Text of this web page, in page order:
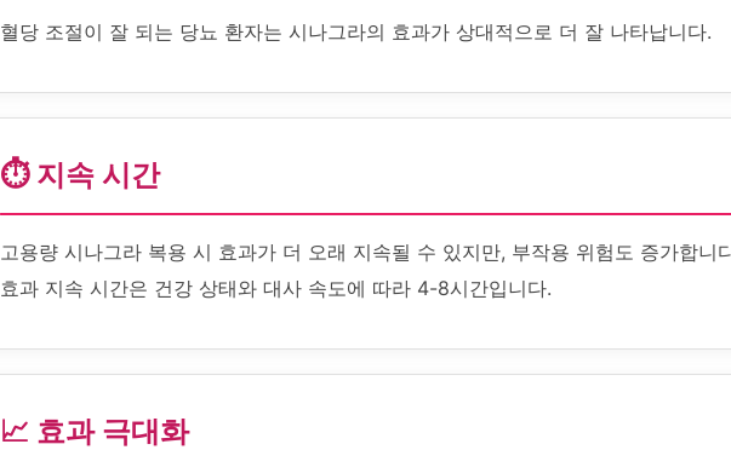
혈당 조절이 잘 되는 당뇨 환자는 시나그라의 효과가 상대적으로 더 잘 나타납니다.
⏱️ 지속 시간
고용량 시나그라 복용 시 효과가 더 오래 지속될 수 있지만, 부작용 위험도 증가합니
효과 지속 시간은 건강 상태와 대사 속도에 따라 4-8시간입니다.
📈 효과 극대화